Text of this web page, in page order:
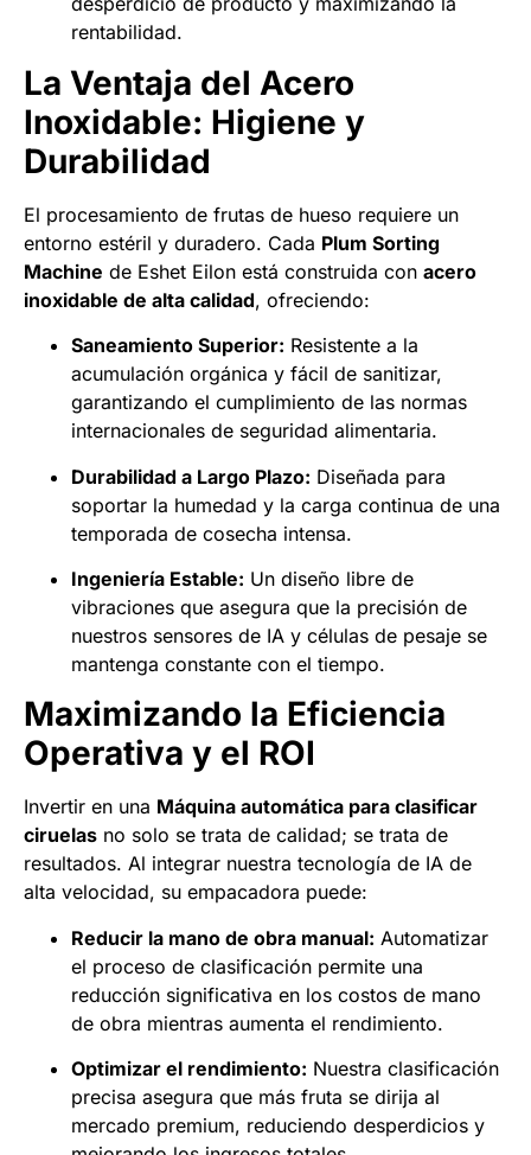
rentabilidad.
La Ventaja del Acero
Inoxidable: Higiene y
Durabilidad
El procesamiento de frutas de hueso requiere un
entorno estéril y duradero. Cada Plum Sorting
Machine de Eshet Eilon está construida con acero
inoxidable de alta calidad, ofreciendo:
Saneamiento Superior: Resistente a la
acumulación orgánica y fácil de sanitizar,
garantizando el cumplimiento de las normas
internacionales de seguridad alimentaria.
Durabilidad a Largo Plazo: Diseñada para
soportar la humedad y la carga continua de una
temporada de cosecha intensa.
Ingeniería Estable: Un diseño libre de
vibraciones que asegura que la precisión de
nuestros sensores de IA y células de pesaje se
mantenga constante con el tiempo.
Maximizando la Eficiencia
Operativa y el ROI
Invertir en una Máquina automática para clasificar
ciruelas no solo se trata de calidad; se trata de
resultados. Al integrar nuestra tecnología de IA de
alta velocidad, su empacadora puede:
Reducir la mano de obra manual: Automatizar
el proceso de clasificación permite una
reducción significativa en los costos de mano
de obra mientras aumenta el rendimiento.
Optimizar el rendimiento: Nuestra clasificación
precisa asegura que más fruta se dirija al
mercado premium, reduciendo desperdicios y